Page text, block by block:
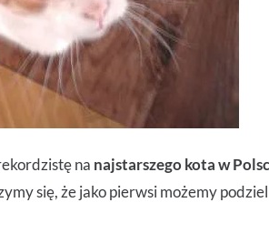
na najstarszego kota w
się, że jako pierwsi możemy